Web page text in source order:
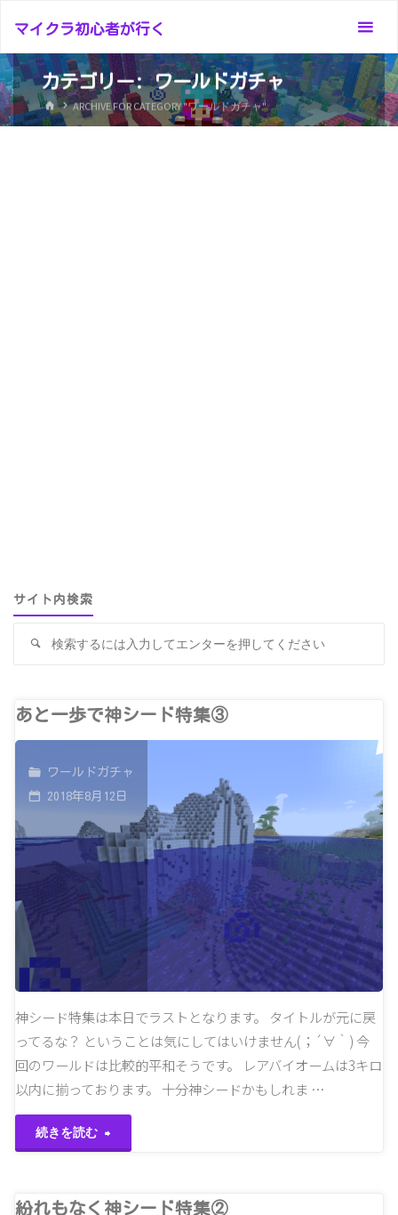
テ
ン
ツ
へ
マイクラ初心者が行く
カテゴリー:ワールドガチャ
ホ
ー
ARCHIVE FOR CATEGORY "ワールドガチャ"
サイト内検索
検
あと一歩で神シード特集③
ワールドガチャ
2018年8月12日
神シード特集は本日でラストとなります。 タイトルが元に戻
ってるな？ ということは気にしてはいけません(；´∀｀) 今
回のワールドは比較的平和そうです。 レアバイオームは3キロ
以内に揃っております。 十分神シードかもしれま …
続きを読む
一
紛れもなく神シード特集②